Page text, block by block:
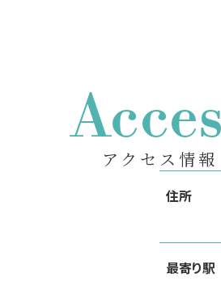
アクセス情報
住所
最寄り駅